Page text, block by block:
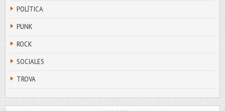
POLÍTICA
PUNK
ROCK
SOCIALES
TROVA